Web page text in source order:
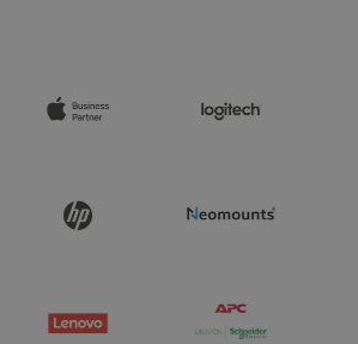
Poly Camera Pro tools
Silver